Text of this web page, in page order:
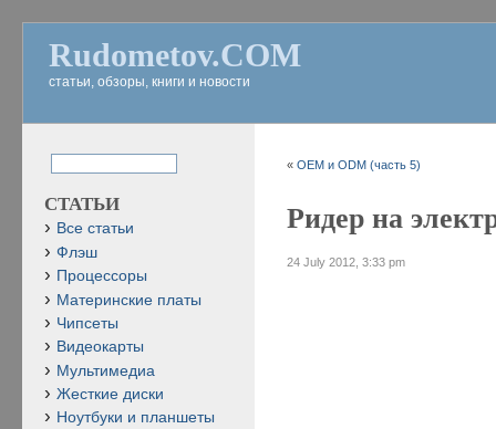
Rudometov.COM
статьи, обзоры, книги и новости
«OEM и ODM (часть 5)
Ридер на
24 July 2012, 3:33 pm
СТАТЬИ
Все статьи
Флэш
Процессоры
Материнские платы
Чипсеты
Видеокарты
Мультимедиа
Жесткие диски
Ноутбуки и планшеты